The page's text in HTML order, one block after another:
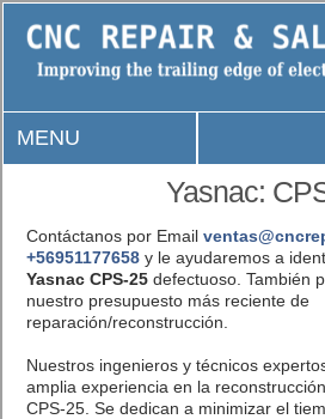
MENU
Yasnac:
Contáctanos por Email
+56951177658y le ayudaremos a
Yasnac CPS-25defectuoso. También
nuestro presupuesto más reciente de
reparación/reconstrucción.
Nuestros ingenieros y técnicos
amplia experiencia en la
CPS-25. Se dedican a minimizar el